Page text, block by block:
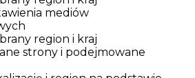
mediów
region i kraj
strony i podejmowane